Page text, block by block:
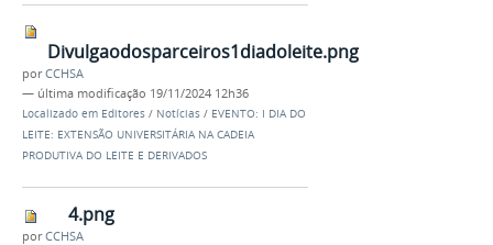
Divulgaodosparceiros1diadoleite.png
porCCHSA
— última modificação 19/11/2024 12h36
Localizado em Editores / Notícias / EVENTO: I DIA DO
LEITE: EXTENSÃO UNIVERSITÁRIA NA CADEIA
PRODUTIVA DO LEITE E DERIVADOS
4.png
porCCHSA